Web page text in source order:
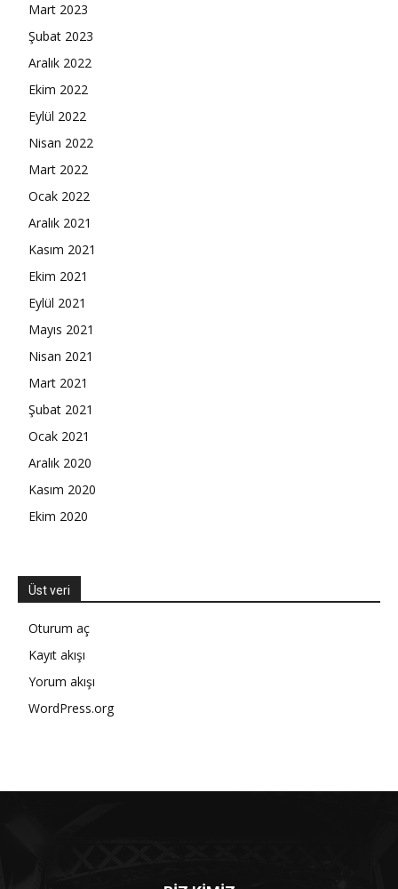
Mart 2023
Şubat 2023
Aralık 2022
Ekim 2022
Eylül 2022
Nisan 2022
Mart 2022
Ocak 2022
Aralık 2021
Kasım 2021
Ekim 2021
Eylül 2021
Mayıs 2021
Nisan 2021
Mart 2021
Şubat 2021
Ocak 2021
Aralık 2020
Kasım 2020
Ekim 2020
Üst veri
Oturum aç
Kayıt akışı
Yorum akışı
WordPress.org